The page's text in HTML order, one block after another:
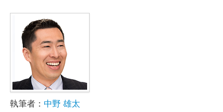
執筆者： 中野 雄太